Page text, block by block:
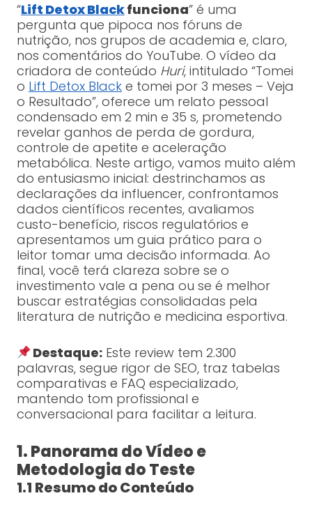
“Lift Detox Blackfunciona” é uma
pergunta que pipoca nos fóruns de
nutrição, nos grupos de academia e, claro,
nos comentários do YouTube. O vídeo da
criadora de conteúdo Huri, intitulado “Tomei
o Lift Detox Blacke tomei por 3 meses – Veja
o Resultado”, oferece um relato pessoal
condensado em 2 min e 35 s, prometendo
revelar ganhos de perda de gordura,
controle de apetite e aceleração
metabólica. Neste artigo, vamos muito além
do entusiasmo inicial: destrinchamos as
declarações da influencer, confrontamos
dados científicos recentes, avaliamos
custo-benefício, riscos regulatórios e
apresentamos um guia prático para o
leitor tomar uma decisão informada. Ao
final, você terá clareza sobre se o
investimento vale a pena ou se é melhor
buscar estratégias consolidadas pela
literatura de nutrição e medicina esportiva.
Destaque: Este review tem 2.300
palavras, segue rigor de SEO, traz tabelas
comparativas e FAQ especializado,
mantendo tom profissional e
conversacional para facilitar a leitura.
1. Panorama do Vídeo e
Metodologia do Teste
1.1 Resumo do Conteúdo